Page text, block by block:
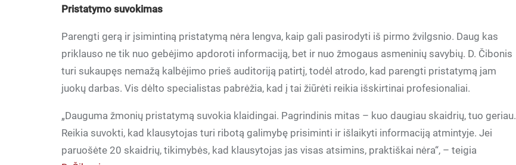
Pristatymo suvokimas
Parengti gerą ir įsimintiną pristatymą nėra lengva, kaip gali pasirodyti iš pirmo žvilgsnio. Daug kas
priklauso ne tik nuo gebėjimo apdoroti informaciją, bet ir nuo žmogaus asmeninių savybių. D. Čibonis
turi sukaupęs nemažą kalbėjimo prieš auditoriją patirtį, todėl atrodo, kad parengti pristatymą jam
juokų darbas. Vis dėlto specialistas pabrėžia, kad į tai žiūrėti reikia išskirtinai profesionaliai.
„Dauguma žmonių pristatymą suvokia klaidingai. Pagrindinis mitas – kuo daugiau skaidrių, tuo geriau.
Reikia suvokti, kad klausytojas turi ribotą galimybę prisiminti ir išlaikyti informaciją atmintyje. Jei
paruošėte 20 skaidrių, tikimybės, kad klausytojas jas visas atsimins, praktiškai nėra“, – teigia